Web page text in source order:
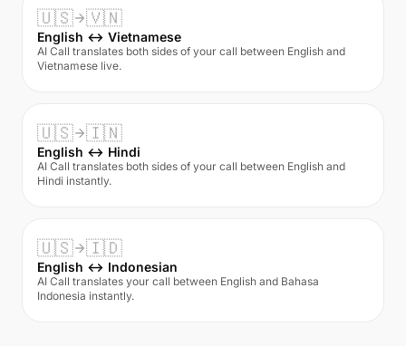
🇺🇸 🇻🇳
English ↔ Vietnamese
AI Call translates both sides of your call between English and
Vietnamese live.
🇺🇸 🇮🇳
English ↔ Hindi
AI Call translates both sides of your call between English and
Hindi instantly.
🇺🇸 🇮🇩
English ↔ Indonesian
AI Call translates your call between English and Bahasa
Indonesia instantly.